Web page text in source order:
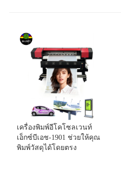
เครื่องพิมพ์อีโคโซลเวนท์
เอ็กซ์บีเอช-1901 ช่วยให้คุณ
พิมพ์วัสดุได้โดยตรง